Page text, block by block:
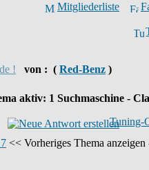
Mitgliederliste
! von : ( Red-Benz )
aktiv: 1 Suchmaschine -
Tuning-
<< Vorheriges Thema